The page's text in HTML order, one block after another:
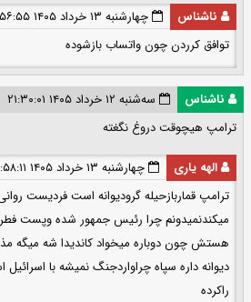
ناشناس
چهارشنبه ۱۳ خرداد ۱۴۰۵ ۰۱:۵۶:۵۵
توافق کرردن چون واتساب بازشوده
ناشناس
سه‌شنبه ۱۲ خرداد ۱۴۰۵ ۲۱:۳۰:۰۱
ترامپ هیچوقت دروغ نگغته
الهه یاری
چهارشنبه ۱۳ خرداد ۱۴۰۵ ۰۰:۵۸:۱۱
ترامپ قماربازحیله گرودیوانه است فردیست
میکندنمیدونم چرا رئیس جمهور شده وپست
هستش چون دوباره میخواد کاندیدا شه میگه
دیوانه داره سپاه چراواردجنگ نمیشه با
راکرده